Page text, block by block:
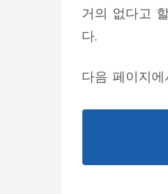
거의 없다고
다.
다음 페이지